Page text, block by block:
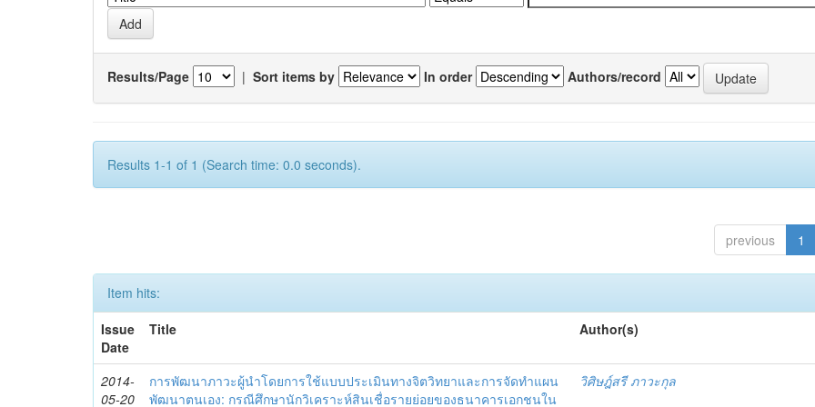
Results/Page | Sort items by In order Authors/record
Results 1-1 of 1 (Search time: 0.0 seconds).
previous 1
Item hits:
Issue
Date
Title Author(s)
2014-
05-20
การพัฒนาภาวะผู้นำโดยการใช้แบบประเมินทางจิตวิทยาและการจัดทำแผน
พัฒนาตนเอง: กรณีศึกษานักวิเคราะห์สินเชื่อรายย่อยของธนาคารเอกชนใน
วิศิษฎ์สรี ภาวะกุล